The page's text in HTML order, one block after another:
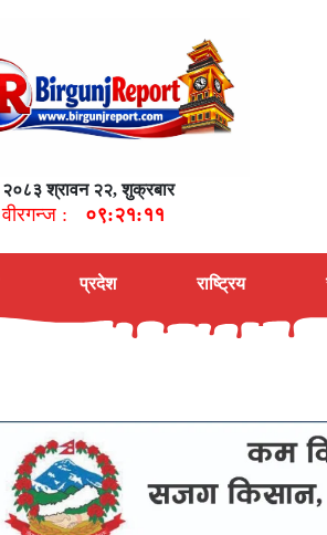
२०८३ श्रावन २२, शुक्रबार
वीरगन्ज : ०९:२१:१२
प्रदेश राष्ट्रिय